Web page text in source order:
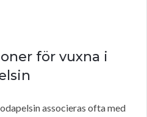
för vuxna i
associeras ofta med